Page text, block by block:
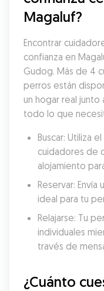
Magaluf?
Encontrar
confianza en
Gudog. Más de 4
perros están
un hogar real junto
todo lo que
Buscar: Utiliza
cuidadores de
alojamiento
Reservar:
ideal para tu
Relajarse: Tu
individuales
través de
¿Cuánto